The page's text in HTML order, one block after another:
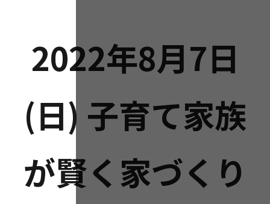
2022年8月7日
(日) 子育て家族
が賢く家づくり